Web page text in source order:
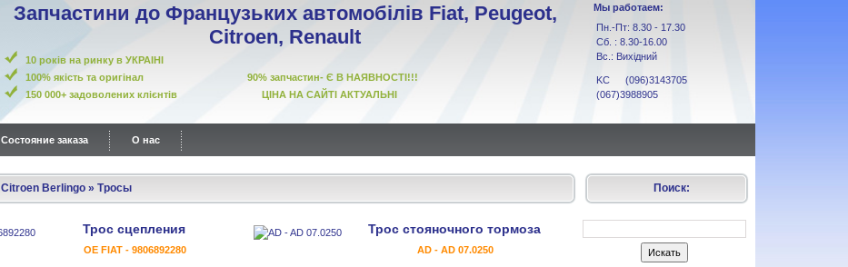
Запчастини до Французьких автомобілів Fiat, Peugeot,
Citroen, Renault
10 років на ринку в УКРАІНІ
100% якість та оригінал 90% запчастин- Є В НАЯВНОСТІ!!!
150 000+ задоволених клієнтів ЦІНА НА САЙТІ АКТУАЛЬНІ
Мы работаем:
Пн.-Пт: 8.30 - 17.30
Сб. : 8.30-16.00
Вс.: Вихідний
KC (096)3143705
(067)3988905
Состояние заказа О нас
Citroen Berlingo » Тросы
Трос сцепления
OE FIAT - 9806892280
Трос стояночного тормоза
AD - AD 07.0250
Поиск: